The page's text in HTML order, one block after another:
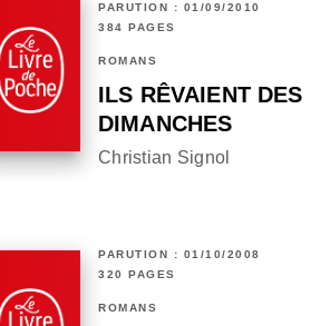
PARUTION : 01/09/2010
384 PAGES
ROMANS
ILS RÊVAIENT DES
DIMANCHES
Christian Signol
PARUTION : 01/10/2008
320 PAGES
ROMANS